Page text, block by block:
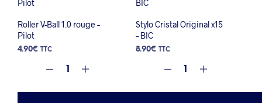
Roller V-Ball 1.0 rouge –
Pilot
4.90€ TTC
Stylo Cristal Original x15
– BIC
8.90€ TTC